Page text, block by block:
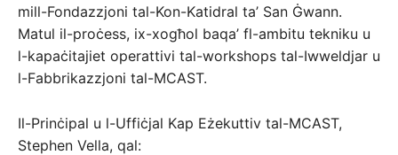
mill-Fondazzjoni tal-Kon-Katidral ta’ San Ġwann.
Matul il-proċess, ix-xogħol baqa’ fl-ambitu tekniku u
l-kapaċitajiet operattivi tal-workshops tal-Iwweldjar u
l-Fabbrikazzjoni tal-MCAST.
Il-Prinċipal u l-Uffiċjal Kap Eżekuttiv tal-MCAST,
Stephen Vella, qal: